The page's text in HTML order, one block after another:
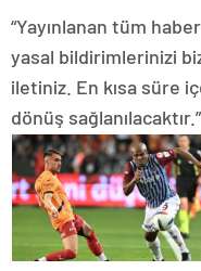
“Yayınlanan tüm
yasal bildirimlerinizi
iletiniz. En kısa süre
dönüş sağlanılacaktır.”